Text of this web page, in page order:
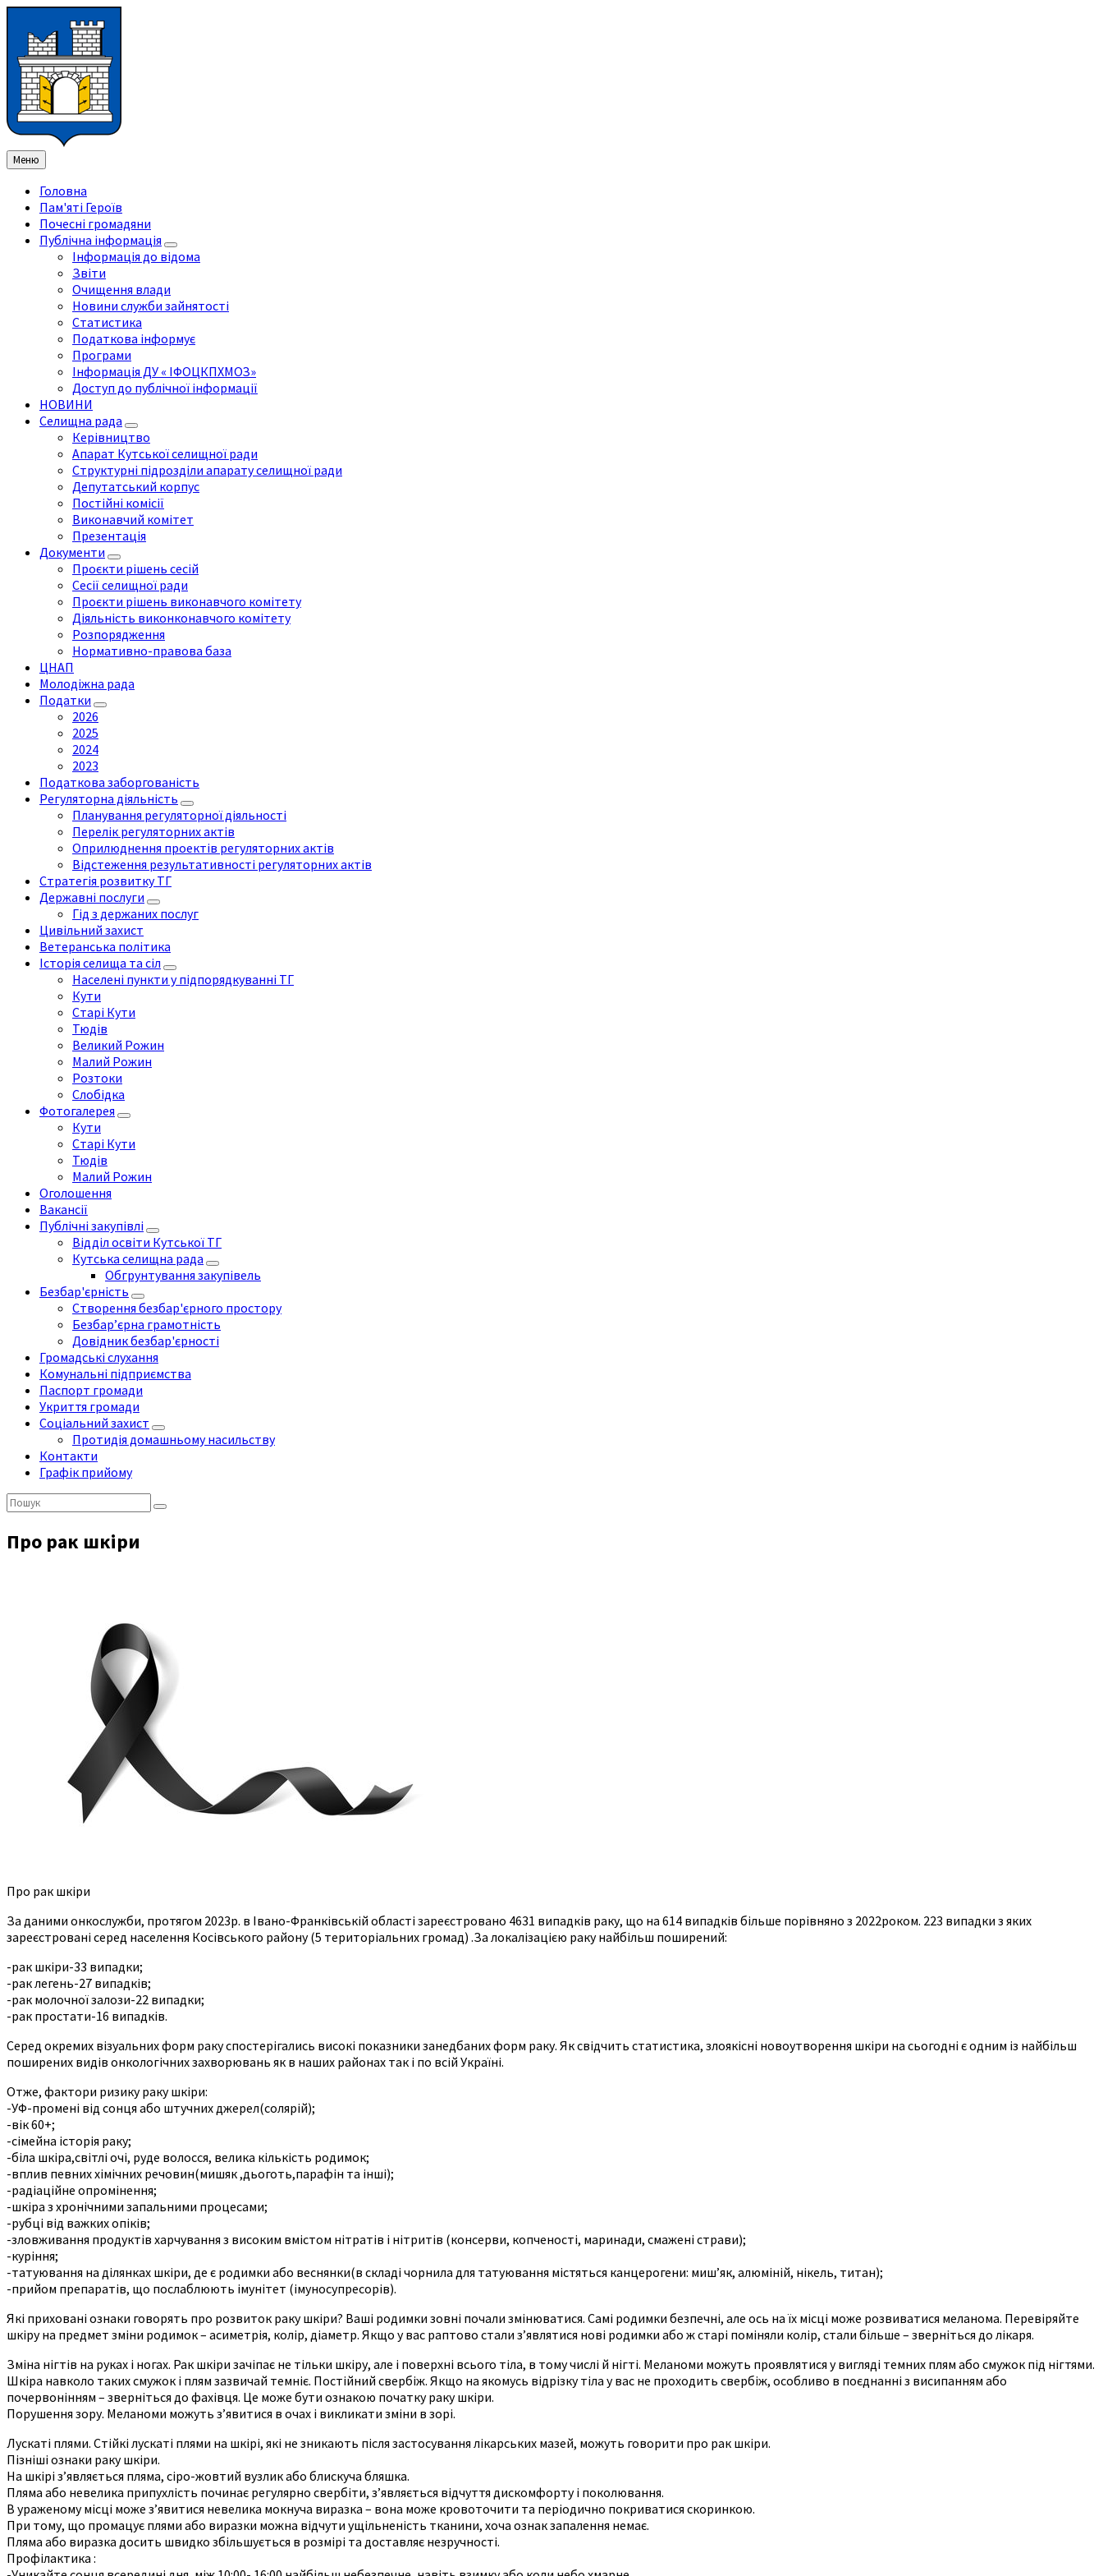
змісту
ліву
бічну
панель
праву
бічну
панель
нижнього
колонтитула
Меню
Головна
Пам'яті Героїв
Почесні громадяни
Публічна інформація
Інформація до відома
Звіти
Очищення влади
Новини служби зайнятості
Статистика
Податкова інформує
Програми
Інформація ДУ « ІФОЦКПХМОЗ»
Доступ до публічної інформації
НОВИНИ
Селищна рада
Керівництво
Апарат Кутської селищної ради
Структурні підрозділи апарату селищної ради
Депутатський корпус
Постійні комісії
Виконавчий комітет
Презентація
Документи
Проєкти рішень сесій
Сесії селищної ради
Проєкти рішень виконавчого комітету
Діяльність виконконавчого комітету
Розпорядження
Нормативно-правова база
ЦНАП
Молодіжна рада
Податки
2026
2025
2024
2023
Податкова заборгованість
Регуляторна діяльність
Планування регуляторної діяльності
Перелік регуляторних актів
Оприлюднення проектів регуляторних актів
Відстеження результативності регуляторних актів
Стратегія розвитку ТГ
Державні послуги
Гід з держаних послуг
Цивільний захист
Ветеранська політика
Історія селища та сіл
Населені пункти у підпорядкуванні ТГ
Кути
Старі Кути
Тюдів
Великий Рожин
Малий Рожин
Розтоки
Слобідка
Фотогалерея
Кути
Старі Кути
Тюдів
Малий Рожин
Оголошення
Вакансії
Публічні закупівлі
Відділ освіти Кутської ТГ
Кутська селищна рада
Обгрунтування закупівель
Безбар'єрність
Створення безбар'єрного простору
Безбар’єрна грамотність
Довідник безбар'єрності
Громадські слухання
Комунальні підприємства
Паспорт громади
Укриття громади
Соціальний захист
Протидія домашньому насильству
Контакти
Графік прийому
Пошук:
Про рак шкіри
Про рак шкіри
За даними онкослужби, протягом 2023р. в Івано-Франківській області зареєстровано 4631 випадків раку, що на 614 випадків більше порівняно з 2022роком. 223 випадки з яких
зареєстровані серед населення Косівського району (5 територіальних громад) .За локалізацією раку найбільш поширений:
-рак шкіри-33 випадки;
-рак легень-27 випадків;
-рак молочної залози-22 випадки;
-рак простати-16 випадків.
Серед окремих візуальних форм раку спостерігались високі показники занедбаних форм раку. Як свідчить статистика, злоякісні новоутворення шкіри на сьогодні є одним із найбільш
поширених видів онкологічних захворювань як в наших районах так і по всій Україні.
Отже, фактори ризику раку шкіри:
-УФ-промені від сонця або штучних джерел(солярій);
-вік 60+;
-сімейна історія раку;
-біла шкіра,світлі очі, руде волосся, велика кількість родимок;
-вплив певних хімічних речовин(мишяк ,дьоготь,парафін та інші);
-радіаційне опромінення;
-шкіра з хронічними запальними процесами;
-рубці від важких опіків;
-зловживання продуктів харчування з високим вмістом нітратів і нітритів (консерви, копченості, маринади, смажені страви);
-куріння;
-татуювання на ділянках шкіри, де є родимки або веснянки(в складі чорнила для татуювання містяться канцерогени: миш’як, алюміній, нікель, титан);
-прийом препаратів, що послаблюють імунітет (імуносупресорів).
Які приховані ознаки говорять про розвиток раку шкіри? Ваші родимки зовні почали змінюватися. Самі родимки безпечні, але ось на їх місці може розвиватися меланома. Перевіряйте
шкіру на предмет зміни родимок – асиметрія, колір, діаметр. Якщо у вас раптово стали з’являтися нові родимки або ж старі поміняли колір, стали більше – зверніться до лікаря.
Зміна нігтів на руках і ногах. Рак шкіри зачіпає не тільки шкіру, але і поверхні всього тіла, в тому числі й нігті. Меланоми можуть проявлятися у вигляді темних плям або смужок під нігтями.
Шкіра навколо таких смужок і плям зазвичай темніє. Постійний свербіж. Якщо на якомусь відрізку тіла у вас не проходить свербіж, особливо в поєднанні з висипанням або
почервонінням – зверніться до фахівця. Це може бути ознакою початку раку шкіри.
Порушення зору. Меланоми можуть з’явитися в очах і викликати зміни в зорі.
Лускаті плями. Стійкі лускаті плями на шкірі, які не зникають після застосування лікарських мазей, можуть говорити про рак шкіри.
Пізніші ознаки раку шкіри.
На шкірі з’являється пляма, сіро-жовтий вузлик або блискуча бляшка.
Пляма або невелика припухлість починає регулярно свербіти, з’являється відчуття дискомфорту і поколювання.
В ураженому місці може з’явитися невелика мокнуча виразка – вона може кровоточити та періодично покриватися скоринкою.
При тому, що промацує плями або виразки можна відчути ущільненість тканини, хоча ознак запалення немає.
Пляма або виразка досить швидко збільшується в розмірі та доставляє незручності.
Профілактика :